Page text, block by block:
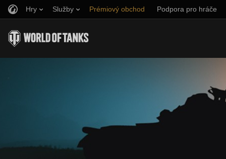
Hry Služby Prémiový obchod Podpora pro hráče
Hudba
Zásady poctivé hry
Wargaming.net Game Center
Naverbujte kamaráda
Discord